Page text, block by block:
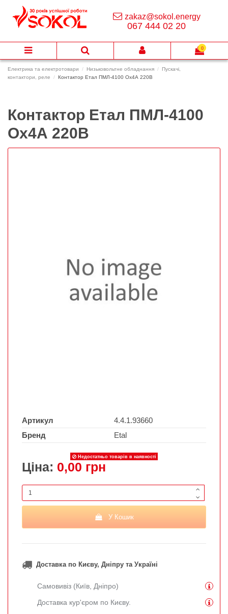
Електрика та електротовари Низьковольтне обладнання
Пускачі,
контактори, реле
Контактор Етал ПМЛ-4100 Ох4А 220В
Контактор Етал ПМЛ-4100
Ох4А 220В
Артикул
4.4.1.93660
Бренд
Etal
Недостатньо товарів в наявності
Ціна: 0,00 грн
У Кошик
Доставка по Києву, Дніпру та Україні
Самовивіз (Київ, Дніпро)
Доставка кур'єром по Києву.
zakaz@sokol.energy
067 444 02 20
0